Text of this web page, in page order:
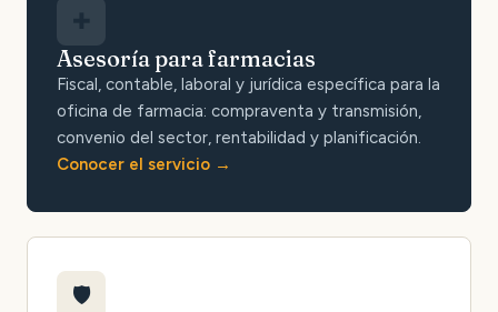
Asesoría para farmacias
Fiscal, contable, laboral y jurídica específica para la
oficina de farmacia: compraventa y transmisión,
convenio del sector, rentabilidad y planificación.
Conocer el servicio
🛡️